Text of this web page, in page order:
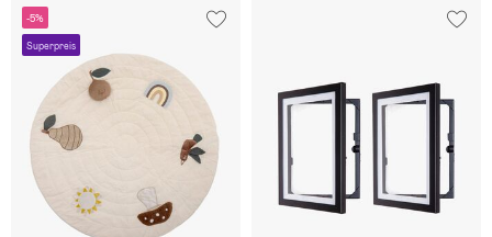
-5%
Superpreis